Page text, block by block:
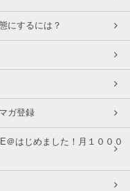
にするには？
ガ登録
＠はじめました！月１０００